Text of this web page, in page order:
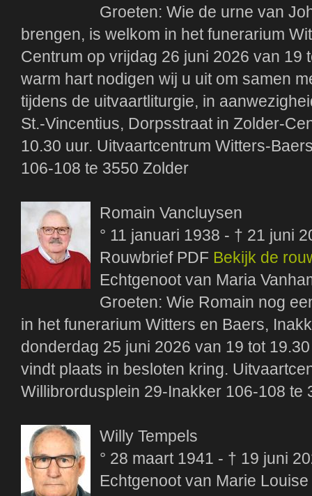
Groeten: Wie de urne van
brengen, is welkom in het funerarium
Centrum op vrijdag 26 juni 2026 van 19
warm hart nodigen wij u uit om samen
tijdens de uitvaartliturgie, in
St.-Vincentius, Dorpsstraat in Zolder-
10.30 uur. Uitvaartcentrum Witters-
106-108 te 3550 Zolder
Romain Vancluysen
° 11 januari 1938 - † 21 juni
Rouwbrief PDF Bekijk de
Echtgenoot van Maria
Groeten: Wie Romain nog
in het funerarium Witters en Baers,
donderdag 25 juni 2026 van 19 tot
vindt plaats in besloten kring.
Willibrordusplein 29-Inakker 106-108 te
Willy Tempels
° 28 maart 1941 - † 19 juni
Echtgenoot van Marie Louise